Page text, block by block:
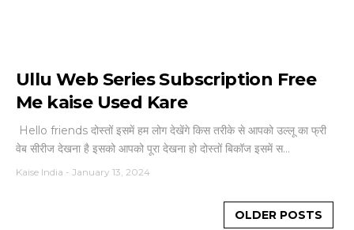
Ullu Web Series Subscription Free
Me kaise Used Kare
Hello friends दोस्तों इसमें हम लोग देखेंगे किस तरीके से आपको उल्लू का फ्री
वेब सीरीज देखना है इसको आपको पूरा देखना हो दोस्तों बिकॉज इसमें स...
Kaise India - January 13, 2024
OLDER POSTS